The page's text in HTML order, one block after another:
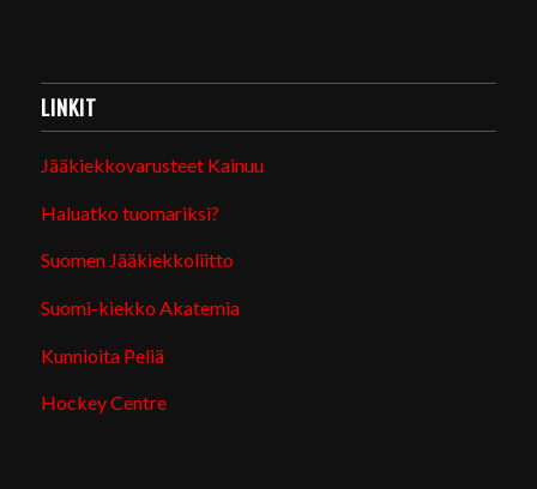
LINKIT
Jääkiekkovarusteet Kainuu
Haluatko tuomariksi?
Suomen Jääkiekkoliitto
Suomi-kiekko Akatemia
Kunnioita Peliä
Hockey Centre